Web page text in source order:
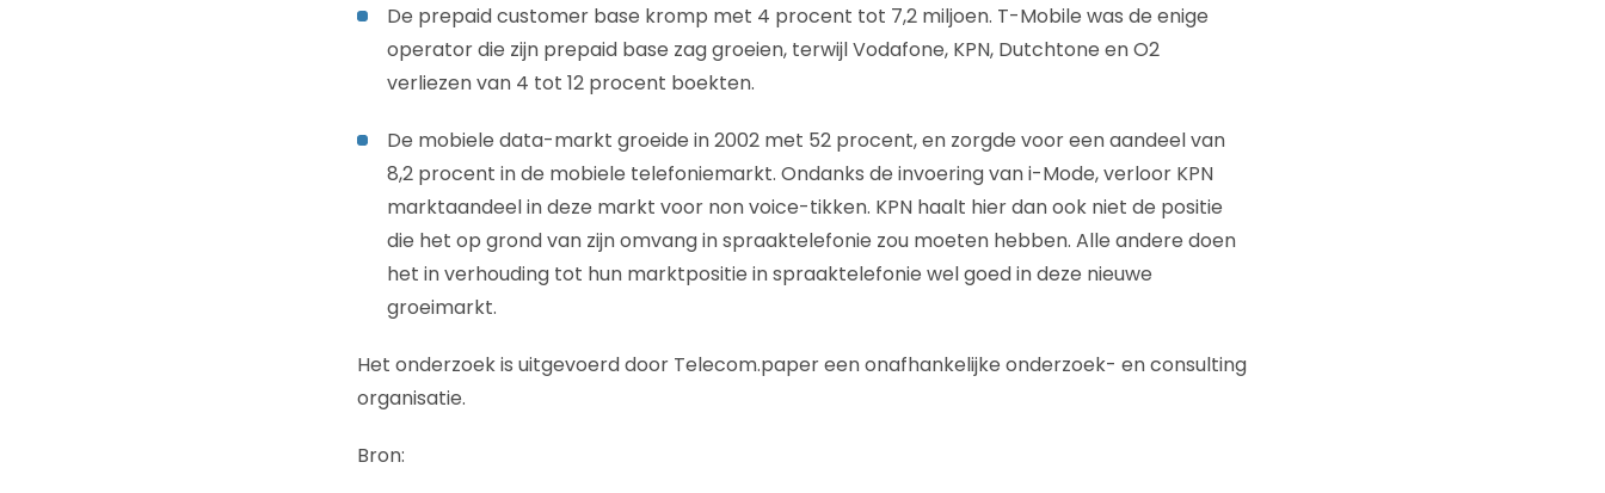
De prepaid customer base kromp met 4 procent tot 7,2 miljoen. T-Mobile was de enige
operator die zijn prepaid base zag groeien, terwijl Vodafone, KPN, Dutchtone en O2
verliezen van 4 tot 12 procent boekten.
De mobiele data-markt groeide in 2002 met 52 procent, en zorgde voor een aandeel van
8,2 procent in de mobiele telefoniemarkt. Ondanks de invoering van i-Mode, verloor KPN
marktaandeel in deze markt voor non voice-tikken. KPN haalt hier dan ook niet de positie
die het op grond van zijn omvang in spraaktelefonie zou moeten hebben. Alle andere doen
het in verhouding tot hun marktpositie in spraaktelefonie wel goed in deze nieuwe
groeimarkt.
Het onderzoek is uitgevoerd door Telecom.paper een onafhankelijke onderzoek- en consulting
organisatie.
Bron: